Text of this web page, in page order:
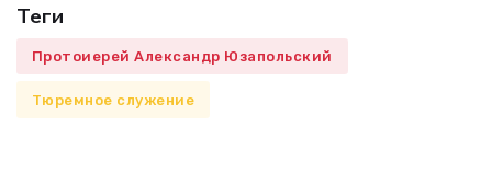
Теги
Протоиерей Александр Юзапольский
Тюремное служение